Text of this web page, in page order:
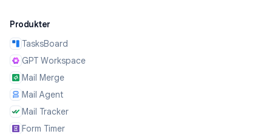
Produkter
TasksBoard
GPT Workspace
Mail Merge
Mail Agent
Mail Tracker
Form Timer